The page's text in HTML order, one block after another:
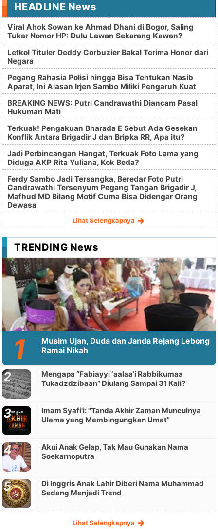
HEADLINE News
Viral Ahok Sowan ke Ahmad Dhani di Bogor, Saling
Tukar Nomor HP: Dulu Lawan Sekarang Kawan?
Letkol Tituler Deddy Corbuzier Bakal Terima Honor dari
Negara
Pegang Rahasia Polisi hingga Bisa Tentukan Nasib
Aparat, Ini Alasan Irjen Sambo Miliki Pengaruh Kuat
BREAKING NEWS: Putri Candrawathi Diancam Pasal
Hukuman Mati
Terkuak! Pengakuan Bharada E Sebut Ada Gesekan
Konflik Antara Brigadir J dan Bripka RR, Apa itu?
Jadi Perbincangan Hangat, Terkuak Foto Lama yang
Diduga AKP Rita Yuliana, Kok Beda?
Ferdy Sambo Jadi Tersangka, Beredar Foto Putri
Candrawathi Tersenyum Pegang Tangan Brigadir J,
Mafhud MD Bilang Motif Cuma Bisa Didengar Orang
Dewasa
Lihat Selengkapnya
TRENDING News
Musim Ujan, Duda dan Janda Rejang Lebong
Ramai Nikah
Mengapa “Fabiayyi ‘aalaa’i Rabbikumaa
Tukadzdzibaan” Diulang Sampai 31 Kali?
Imam Syafi'i: "Tanda Akhir Zaman Munculnya
Ulama yang Membingungkan Umat"
Akui Anak Gelap, Tak Mau Gunakan Nama
Soekarnoputra
Di Inggris Anak Lahir Diberi Nama Muhammad
Sedang Menjadi Trend
Lihat Selengkapnya